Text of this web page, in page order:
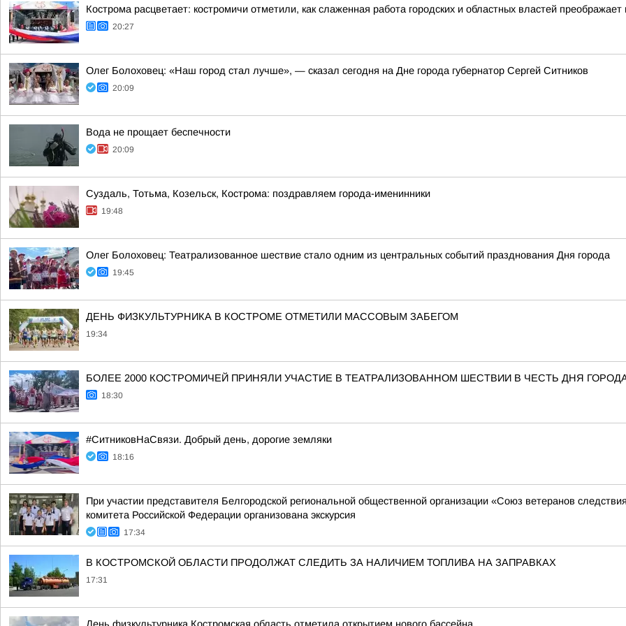
Кострома расцветает: костромичи отметили, как слаженная работа городских и областных властей преображает
20:27
Олег Болоховец: «Наш город стал лучше», — сказал сегодня на Дне города губернатор Сергей Ситников
20:09
Вода не прощает беспечности
20:09
Суздаль, Тотьма, Козельск, Кострома: поздравляем города-именинники
19:48
Олег Болоховец: Театрализованное шествие стало одним из центральных событий празднования Дня города
19:45
ДЕНЬ ФИЗКУЛЬТУРНИКА В КОСТРОМЕ ОТМЕТИЛИ МАССОВЫМ ЗАБЕГОМ
19:34
БОЛЕЕ 2000 КОСТРОМИЧЕЙ ПРИНЯЛИ УЧАСТИЕ В ТЕАТРАЛИЗОВАННОМ ШЕСТВИИ В ЧЕСТЬ ДНЯ
18:30
#СитниковНаСвязи. Добрый день, дорогие земляки
18:16
При участии представителя Белгородской региональной общественной организации «Союз ветеранов
комитета Российской Федерации организована экскурсия
17:34
В КОСТРОМСКОЙ ОБЛАСТИ ПРОДОЛЖАТ СЛЕДИТЬ ЗА НАЛИЧИЕМ ТОПЛИВА НА ЗАПРАВКАХ
17:31